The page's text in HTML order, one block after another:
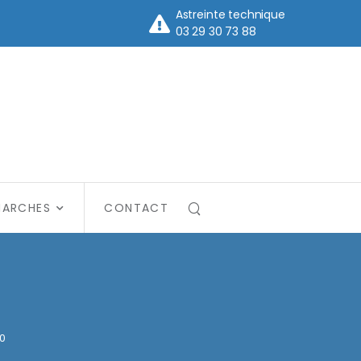
Astreinte technique
03 29 30 73 88
CONTACT